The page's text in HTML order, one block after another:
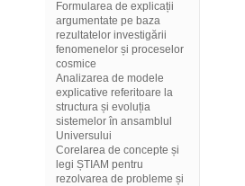
Formularea de explicații
argumentate pe baza
rezultatelor investigării
fenomenelor și proceselor
cosmice
Analizarea de modele
explicative referitoare la
structura și evoluția
sistemelor în ansamblul
Universului
Corelarea de concepte și
legi ȘTIAM pentru
rezolvarea de probleme și